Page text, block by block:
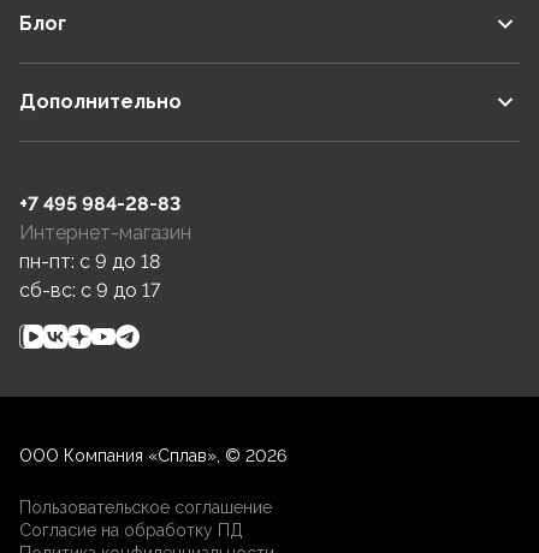
Блог
Дополнительно
+7 495 984-28-83
Интернет-магазин
пн-пт: c 9 до 18
сб-вс: c 9 до 17
ООО Компания «Сплав», © 2026
Пользовательское соглашение
Согласие на обработку ПД